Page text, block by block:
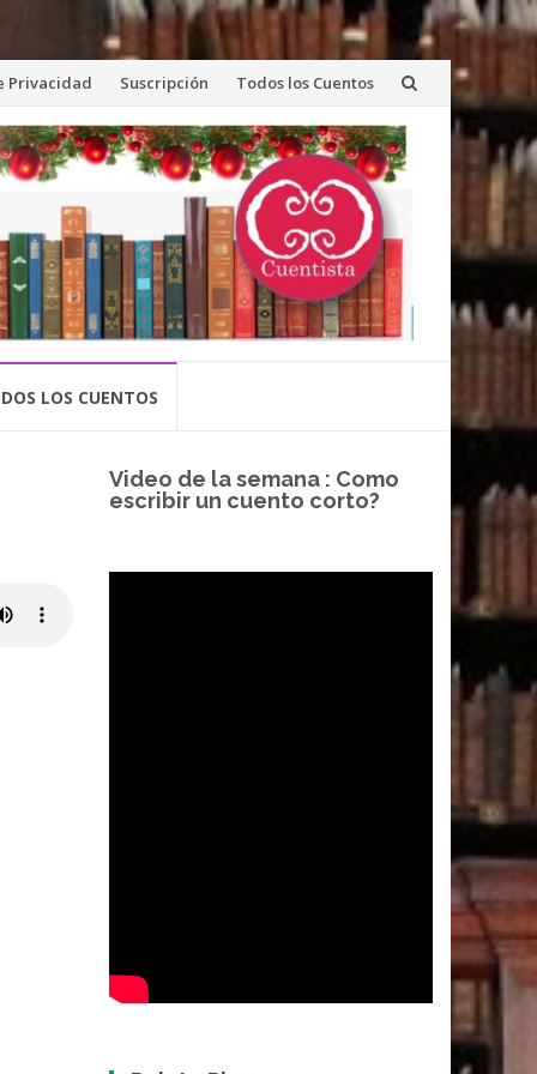
Privacidad Suscripción Todos los Cuentos
LOS CUENTOS
Video de la semana : Como
escribir un cuento corto?